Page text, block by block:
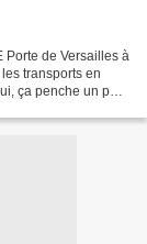
Porte de Versailles à
transports en
ça penche un peu